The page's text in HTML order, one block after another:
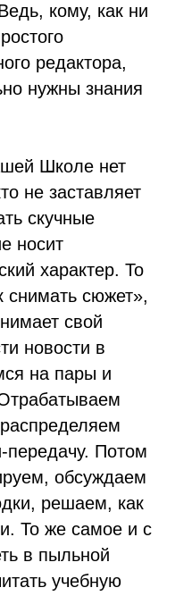
кому, как ни
редактора,
нужны знания
Школе нет
не заставляет
скучные
носит
характер. То
снимать сюжет»,
свой
новости в
на пары и
Потом
обсуждаем
решаем, как
То же самое и с
в пыльной
учебную